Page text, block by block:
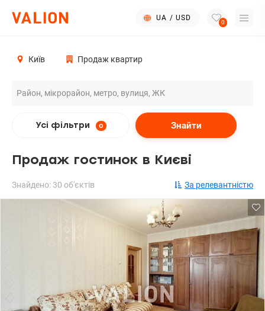
UA / USD
0
Київ Продаж квартир
Усі фільтри 0 Знайти
Продаж гостинок в Києві
Знайдено: 30 об'єктів За релевантністю